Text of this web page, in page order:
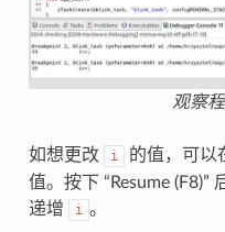
观察
如想更改 i
的值，可以
值。按下 “Resume
递增
i 。